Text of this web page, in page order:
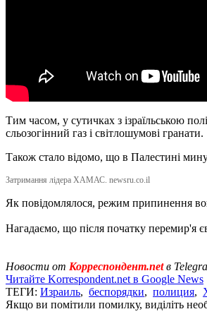
Тим часом, у сутичках з ізраїльською
сльозогінний газ і світлошумові гранати.
Також стало відомо, що в Палестині
Затримання лідера ХАМАС. newsru.co.il
Як повідомлялося, режим припинення
Нагадаємо, що після початку перемир'я
Новости от Корреспондент.netв
Читайте Korrespondent.net в Google News
ТЕГИ: Израиль, беспорядки, полиция,
Якщо ви помітили помилку, виділіть